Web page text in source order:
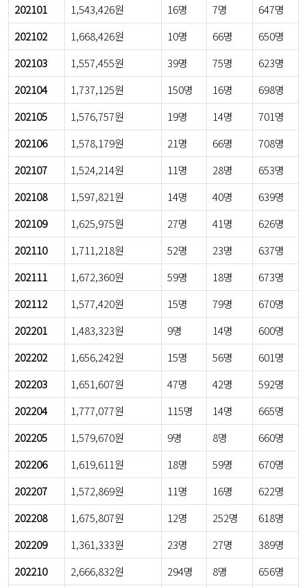
202101
1,543,426원 16명 7명
647명
202102
1,668,426원 10명 66명
650명
202103
1,557,455원 39명 75명
623명
202104
1,737,125원 150명 16명
698명
202105
1,576,757원 19명 14명
701명
202106
1,578,179원 21명 66명
708명
202107
1,524,214원 11명 28명
653명
202108
1,597,821원 14명 40명
639명
202109
1,625,975원 27명 41명
626명
202110
1,711,218원 52명 23명
637명
202111
1,672,360원 59명 18명
673명
202112
1,577,420원 15명 79명
670명
202201
1,483,323원 9명 14명
600명
202202
1,656,242원 15명 56명
601명
202203
1,651,607원 47명 42명
592명
202204
1,777,077원 115명 14명
665명
202205
1,579,670원 9명 8명
660명
202206
1,619,611원 18명 59명
670명
202207
1,572,869원 11명 16명
622명
202208
1,675,807원 12명 252명
618명
202209
1,361,333원 23명 27명
389명
202210
2,666,832원 294명 8명 656명